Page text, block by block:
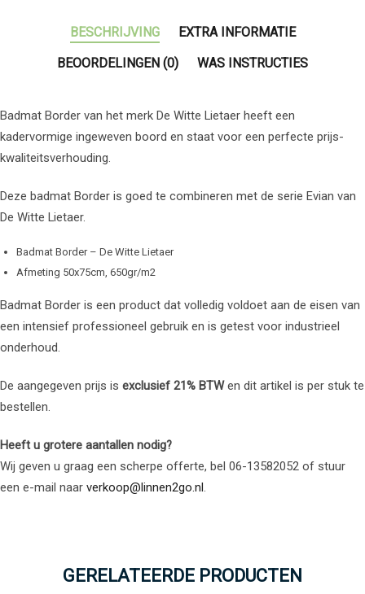
BESCHRIJVING EXTRA INFORMATIE
BEOORDELINGEN (0) WAS INSTRUCTIES
Badmat Border van het merk De Witte Lietaer heeft een
kadervormige ingeweven boord en staat voor een perfecte prijs-
kwaliteitsverhouding.
Deze badmat Border is goed te combineren met de serie Evian van
De Witte Lietaer.
Badmat Border – De Witte Lietaer
Afmeting 50x75cm, 650gr/m2
Badmat Border is een product dat volledig voldoet aan de eisen van
een intensief professioneel gebruik en is getest voor industrieel
onderhoud.
De aangegeven prijs is exclusief 21% BTWen dit artikel is per stuk te
bestellen.
Heeft u grotere aantallen nodig?
Wij geven u graag een scherpe offerte, bel 06-13582052 of stuur
een e-mail naar verkoop@linnen2go.nl .
GERELATEERDE PRODUCTEN